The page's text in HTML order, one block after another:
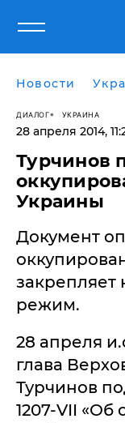
Новости
ДИАЛОГ УКРАИНА
28 апреля 2014,
​Турчинов
Украины
Документ
закрепляет
режим.
28 апреля
глава
Турчинов
1207-VII «Об